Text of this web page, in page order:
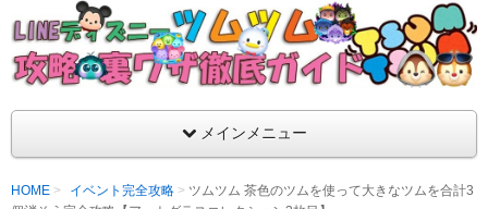
LINEディズニー ツムツム攻略・裏ワザ徹底
支持率No1！痒いところに手が届くツムツム攻略サイト！新ツ
ラ評価も丁寧に解説！ツムツムを120％楽しめるサイトを目指し
メインメニュー
HOME イベント完全攻略
ツムツム 茶色のツムを使って大きなツムを合計3